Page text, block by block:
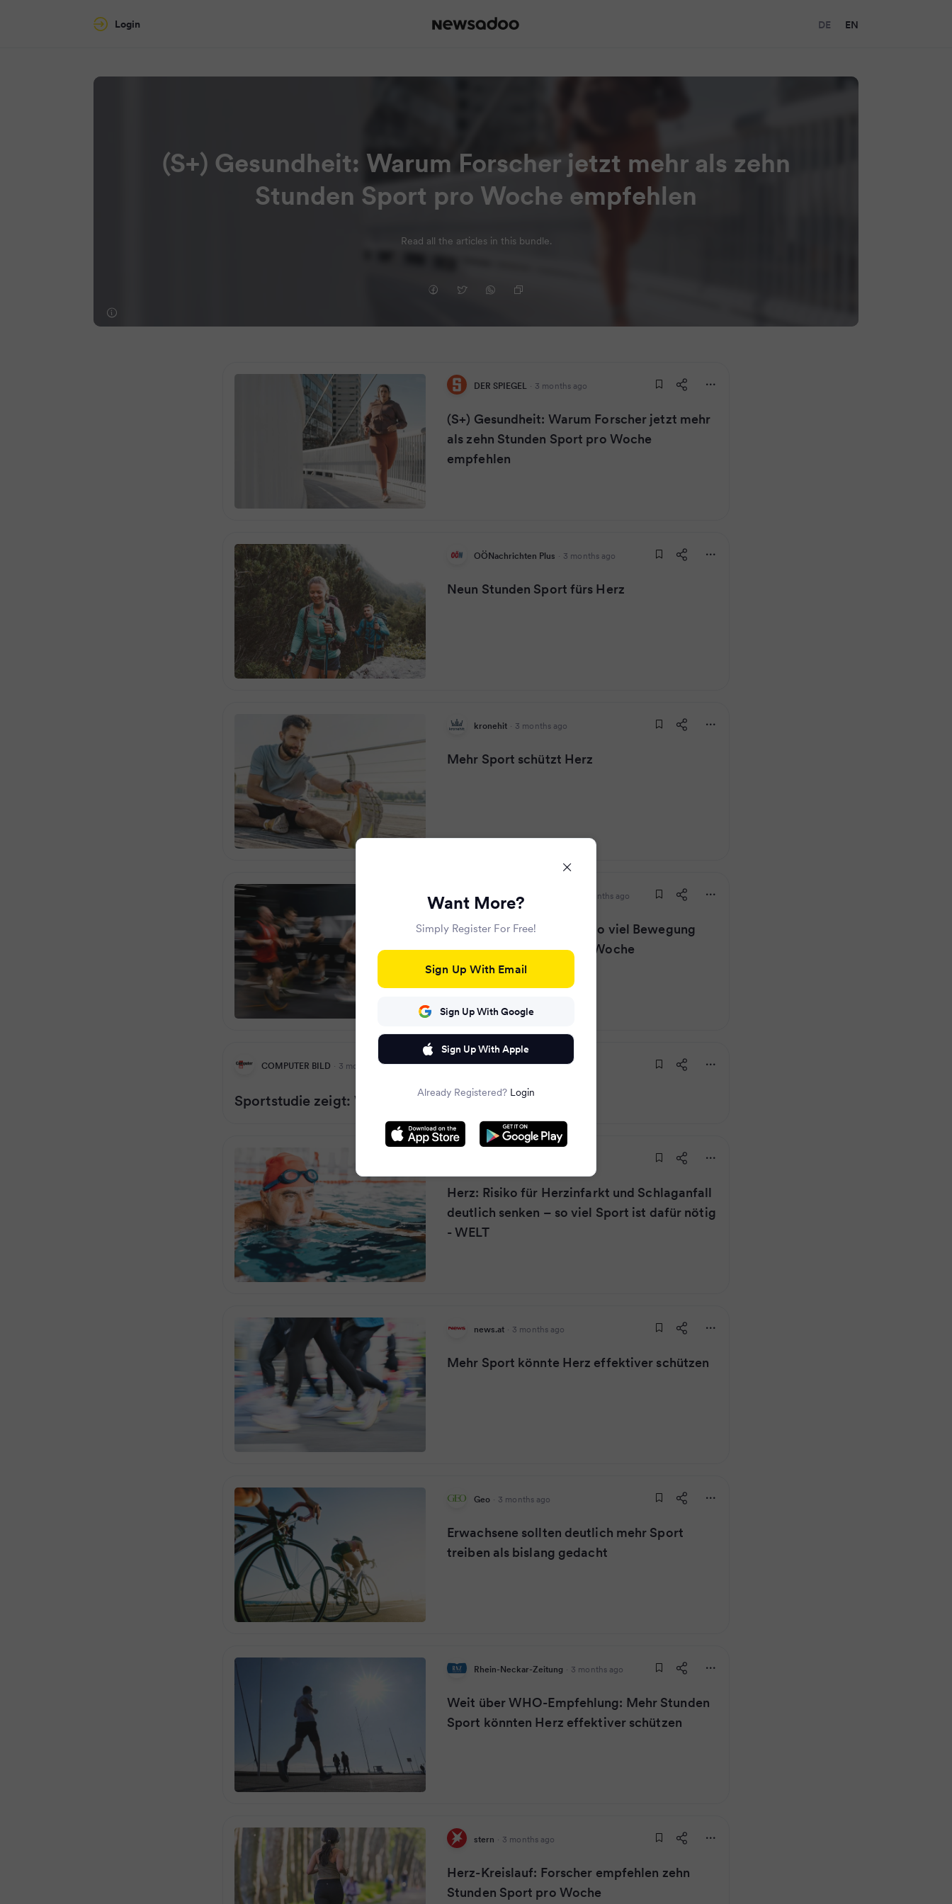
Login DE EN
(S+) Gesundheit: Warum Forscher jetzt mehr als zehn
Stunden Sport pro Woche empfehlen
Read all the articles in this bundle.
DER SPIEGEL · 3 months ago
(S+) Gesundheit: Warum Forscher jetzt mehr
als zehn Stunden Sport pro Woche
empfehlen
OÖNachrichten Plus · 3 months ago
Neun Stunden Sport fürs Herz
kronehit · 3 months ago
Mehr Sport schützt Herz
Hamburger Morgenpost 3 months ago
Herzinfarkt vorbeugen: So viel Bewegung
empfehlen Forscher pro Woche
COMPUTER BILD · 3 months ago
Sportstudie zeigt: WHO-Empfehlung reicht nicht aus
Herz: Risiko für Herzinfarkt und Schlaganfall
deutlich senken – so viel Sport ist dafür nötig
- WELT
news.at · 3 months ago
Mehr Sport könnte Herz effektiver schützen
Geo · 3 months ago
Erwachsene sollten deutlich mehr Sport
treiben als bislang gedacht
Rhein-Neckar-Zeitung · 3 months ago
Weit über WHO-Empfehlung: Mehr Stunden
Sport könnten Herz effektiver schützen
stern · 3 months ago
Herz-Kreislauf: Forscher empfehlen zehn
Stunden Sport pro Woche
Want More?
Simply Register For Free!
Sign Up With Email
Sign Up With Google
Sign Up With Apple
Already Registered? Login